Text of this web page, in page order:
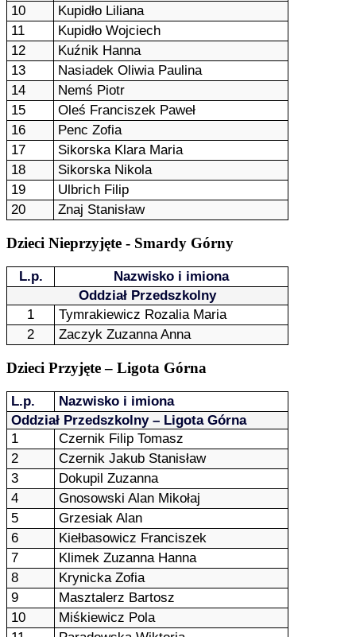
10
Kupidło Liliana
11
Kupidło Wojciech
12
Kuźnik Hanna
13
Nasiadek Oliwia Paulina
14
Nemś Piotr
15
Oleś Franciszek Paweł
16
Penc Zofia
17
Sikorska Klara Maria
18
Sikorska Nikola
19
Ulbrich Filip
20
Znaj Stanisław
Dzieci Nieprzyjęte - Smardy Górny
L.p.
Nazwisko i imiona
Oddział Przedszkolny
1
Tymrakiewicz Rozalia Maria
2
Zaczyk Zuzanna Anna
Dzieci Przyjęte – Ligota Górna
L.p.
Nazwisko i imiona
Oddział Przedszkolny – Ligota Górna
1
Czernik Filip Tomasz
2
Czernik Jakub Stanisław
3
Dokupil Zuzanna
4
Gnosowski Alan Mikołaj
5
Grzesiak Alan
6
Kiełbasowicz Franciszek
7
Klimek Zuzanna Hanna
8
Krynicka Zofia
9
Masztalerz Bartosz
10
Miśkiewicz Pola